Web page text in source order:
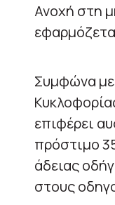
Ανοχή στη
Συμφώνα
επιφέρει
πρόστιμο
άδειας
στους